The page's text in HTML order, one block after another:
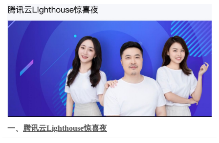
一、 腾讯云Lighthouse惊喜夜